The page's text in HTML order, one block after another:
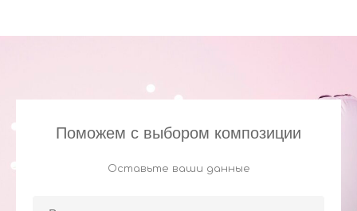
Поможем с выбором композиции
Оставьте ваши данные